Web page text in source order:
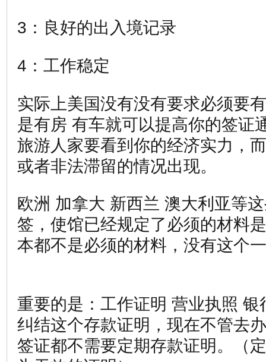
3：良好的出入境记录
4：工作稳定
实际上美国没有没有要求必须要
是有房 有车就可以提高你的签证
旅游人家要看到你的经济实力，
或者非法滞留的情况出现。
欧洲 加拿大 新西兰 澳大利亚等
签，使馆已经规定了必须的材料
本都不是必须的材料，没有这个
重要的是：工作证明 营业执照 银
纠结这个存款证明，现在不管去
签证都不需要定期存款证明。（